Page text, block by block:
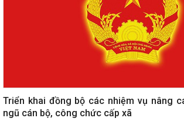
Triển khai đồng bộ các nhiệm vụ nâng
ngũ cán bộ, công chức cấp xã